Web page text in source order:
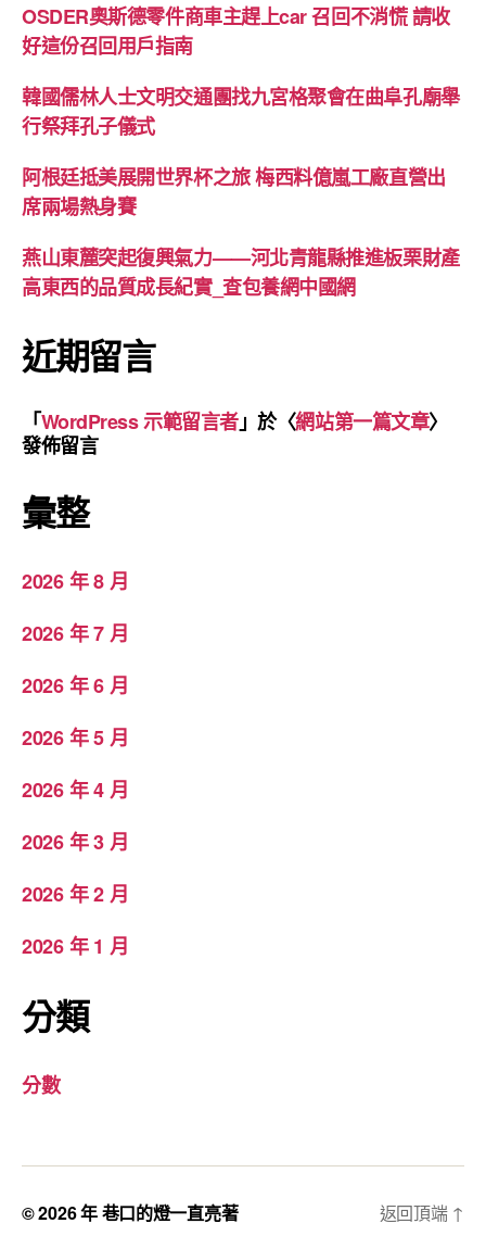
OSDER奧斯德零件商車主趕上car 召回不消慌 請收
好這份召回用戶指南
韓國儒林人士文明交通團找九宮格聚會在曲阜孔廟舉
行祭拜孔子儀式
阿根廷抵美展開世界杯之旅 梅西料億嵐工廠直營出
席兩場熱身賽
燕山東麓突起復興氣力——河北青龍縣推進板栗財產
高東西的品質成長紀實_查包養網中國網
近期留言
「WordPress 示範留言者」於〈網站第一篇文章〉
發佈留言
彙整
2026 年 8 月
2026 年 7 月
2026 年 6 月
2026 年 5 月
2026 年 4 月
2026 年 3 月
2026 年 2 月
2026 年 1 月
分類
分數
© 2026 年巷口的燈一直亮著 返回頂端 ↑